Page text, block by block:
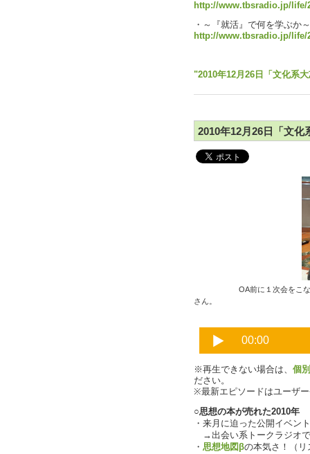
http://www.tbsradio.jp/life/
・～『就活』で何を学ぶか～
http://www.tbsradio.jp/life/
"2010年12月26日「文化系
2010年12月26日「文化
OA前に１次会をこ
さん。
※再生できない場合は、 個
ださい。
※最新エピソードはユーザ
○思想の本が売れた2010年
・来月に迫った公開イベン
→出会い系トークラジオ
・ 思想地図βの本気さ！（リ